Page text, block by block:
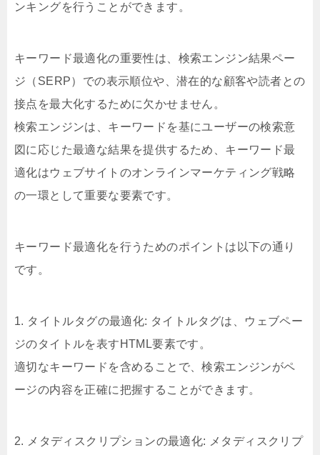
ンキングを行うことができます。
キーワード最適化の重要性は、検索エンジン結果ペー
ジ（SERP）での表示順位や、潜在的な顧客や読者との
接点を最大化するために欠かせません。
検索エンジンは、キーワードを基にユーザーの検索意
図に応じた最適な結果を提供するため、キーワード最
適化はウェブサイトのオンラインマーケティング戦略
の一環として重要な要素です。
キーワード最適化を行うためのポイントは以下の通り
です。
1. タイトルタグの最適化: タイトルタグは、ウェブペー
ジのタイトルを表すHTML要素です。
適切なキーワードを含めることで、検索エンジンがペ
ージの内容を正確に把握することができます。
2. メタディスクリプションの最適化: メタディスクリプ